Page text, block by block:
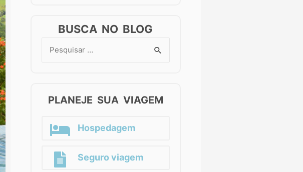
BUSCA NO BLOG
Search
PLANEJE SUA VIAGEM
Hospedagem
Seguro viagem